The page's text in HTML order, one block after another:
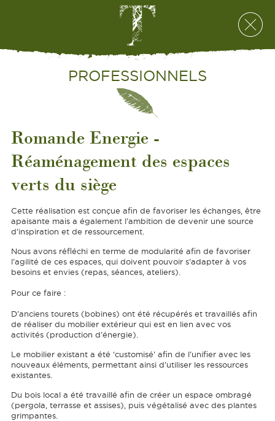
PROFESSIONNELS
Romande Energie -
Réaménagement des espaces
verts du siège
Cette réalisation est conçue afin de favoriser les échanges, être
apaisante mais a également l’ambition de devenir une source
d’inspiration et de ressourcement.
Nous avons réfléchi en terme de modularité afin de favoriser
l’agilité de ces espaces, qui doivent pouvoir s’adapter à vos
besoins et envies (repas, séances, ateliers).
Pour ce faire :
D’anciens tourets (bobines) ont été récupérés et travaillés afin
de réaliser du mobilier extérieur qui est en lien avec vos
activités (production d’énergie).
Le mobilier existant a été ‘customisé’ afin de l’unifier avec les
nouveaux éléments, permettant ainsi d’utiliser les ressources
existantes.
Du bois local a été travaillé afin de créer un espace ombragé
(pergola, terrasse et assises), puis végétalisé avec des plantes
grimpantes.